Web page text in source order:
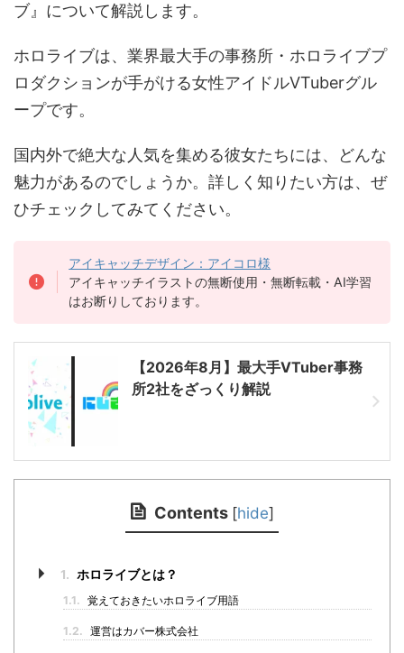
ブ』について解説します。
ホロライブは、業界最大手の事務所・ホロライブプ
ロダクションが手がける女性アイドルVTuberグル
ープです。
国内外で絶大な人気を集める彼女たちには、どんな
魅力があるのでしょうか。詳しく知りたい方は、ぜ
ひチェックしてみてください。
アイキャッチデザイン：アイコロ様
アイキャッチイラストの無断使用・無断転載・AI学習
はお断りしております。
【2026年8月】最大手VTuber事務
所2社をざっくり解説
Contents [hide]
1. ホロライブとは？
1.1. 覚えておきたいホロライブ用語
1.2. 運営はカバー株式会社